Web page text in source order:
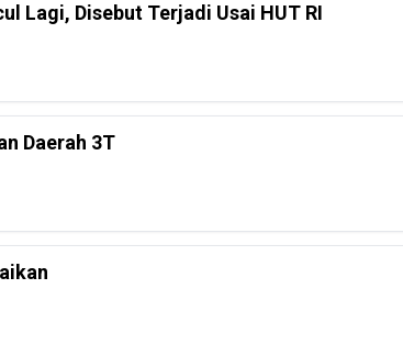
Lagi, Disebut Terjadi Usai HUT RI
Daerah 3T